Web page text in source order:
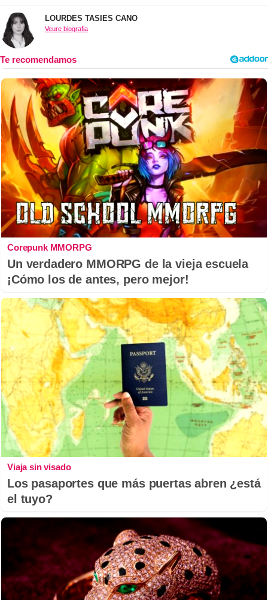
LOURDES TASIES CANO
Veure biografia
Corepunk MMORPG
Un verdadero MMORPG de la vieja escuela
¡Cómo los de antes, pero mejor!
Viaja sin visado
Los pasaportes que más puertas abren ¿está
el tuyo?